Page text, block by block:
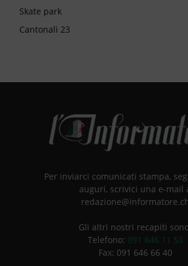
Skate park
Cantonali 23
Per inviarci comunicati stampa,
auguri, scrivici una e-mail
Gli altri nostri recapiti
Telefono: 091 646 11 53
Fax: 091 646 66 40